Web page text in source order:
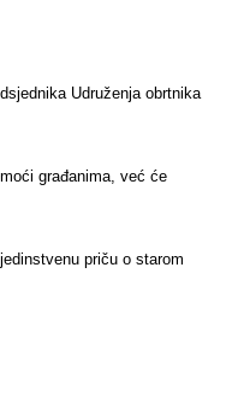
Udruženja obrtnika
građanima, već će
priču o starom